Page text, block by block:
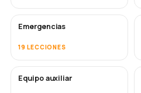
Emergencias
19 LECCIONES
Equipo auxiliar